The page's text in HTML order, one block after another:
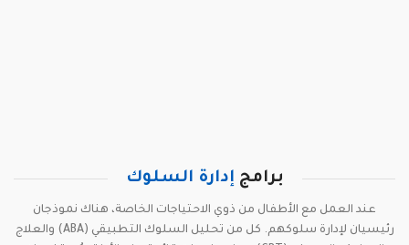
برامج إدارة السلوك
عند العمل مع الأطفال من ذوي الاحتياجات الخاصة، هناك نموذجان
رئيسيان لإدارة سلوكهم. كل من تحليل السلوك التطبيقي (ABA) والعلاج